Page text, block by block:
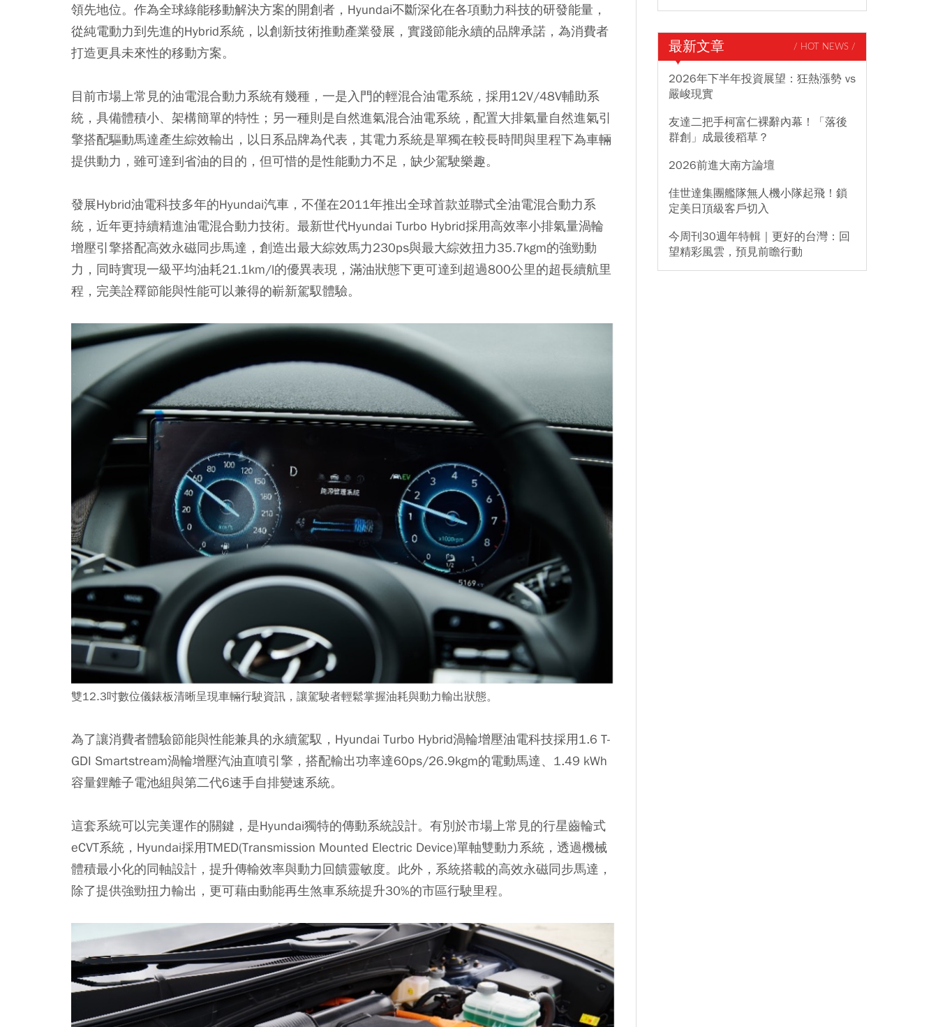
領先地位。作為全球綠能移動解決方案的開創者，Hyundai不斷深化在各項動力科技的研發能量，
從純電動力到先進的Hybrid系統，以創新技術推動產業發展，實踐節能永續的品牌承諾，為消費者
打造更具未來性的移動方案。
目前市場上常見的油電混合動力系統有幾種，一是入門的輕混合油電系統，採用12V/48V輔助系
統，具備體積小、架構簡單的特性；另一種則是自然進氣混合油電系統，配置大排氣量自然進氣引
擎搭配驅動馬達產生綜效輸出，以日系品牌為代表，其電力系統是單獨在較長時間與里程下為車輛
提供動力，雖可達到省油的目的，但可惜的是性能動力不足，缺少駕駛樂趣。
發展Hybrid油電科技多年的Hyundai汽車，不僅在2011年推出全球首款並聯式全油電混合動力系
統，近年更持續精進油電混合動力技術。最新世代Hyundai Turbo Hybrid採用高效率小排氣量渦輪
增壓引擎搭配高效永磁同步馬達，創造出最大綜效馬力230ps與最大綜效扭力35.7kgm的強勁動
力，同時實現一級平均油耗21.1km/l的優異表現，滿油狀態下更可達到超過800公里的超長續航里
程，完美詮釋節能與性能可以兼得的嶄新駕馭體驗。
雙12.3吋數位儀錶板清晰呈現車輛行駛資訊，讓駕駛者輕鬆掌握油耗與動力輸出狀態。
為了讓消費者體驗節能與性能兼具的永續駕馭，Hyundai Turbo Hybrid渦輪增壓油電科技採用1.6 T-
GDI Smartstream渦輪增壓汽油直噴引擎，搭配輸出功率達60ps/26.9kgm的電動馬達、1.49 kWh
容量鋰離子電池組與第二代6速手自排變速系統。
這套系統可以完美運作的關鍵，是Hyundai獨特的傳動系統設計。有別於市場上常見的行星齒輪式
eCVT系統，Hyundai採用TMED(Transmission Mounted Electric Device)單軸雙動力系統，透過機械
體積最小化的同軸設計，提升傳輸效率與動力回饋靈敏度。此外，系統搭載的高效永磁同步馬達，
除了提供強勁扭力輸出，更可藉由動能再生煞車系統提升30%的市區行駛里程。
最新文章 / HOT NEWS /
2026年下半年投資展望：狂熱漲勢 vs
嚴峻現實
友達二把手柯富仁裸辭內幕！「落後
群創」成最後稻草？
2026前進大南方論壇
佳世達集團艦隊無人機小隊起飛！鎖
定美日頂級客戶切入
今周刊30週年特輯｜更好的台灣：回
望精彩風雲，預見前瞻行動